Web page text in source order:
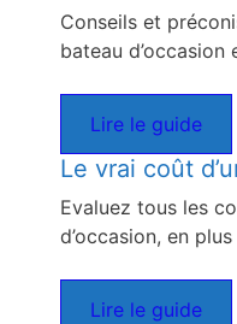
Conseils et
bateau
Lire le guide
Le vrai coût
Evaluez tous les
d’occasion, en
Lire le guide